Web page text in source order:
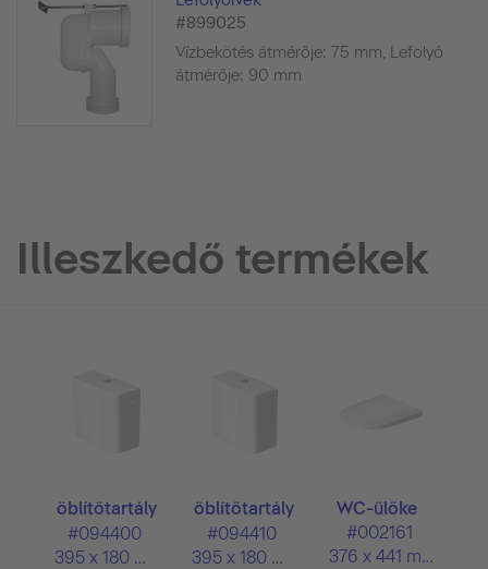
#899025
Vízbekötés átmérője: 75 mm, Lefolyó
átmérője: 90 mm
Illeszkedő termékek
öblítőtartály
...
#094400
395 x 180 mm
öblítőtartály
...
#094410
395 x 180 mm
WC-ülőke
#002161
376 x 441 mm